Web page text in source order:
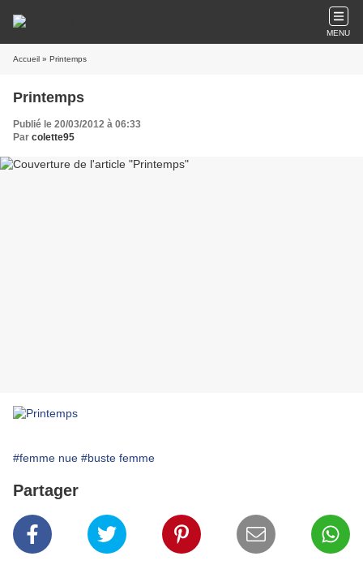
MENU
Accueil » Printemps
Printemps
Publié le 20/03/2012 à 06:33
Par colette95
#femme nue #buste femme
Partager